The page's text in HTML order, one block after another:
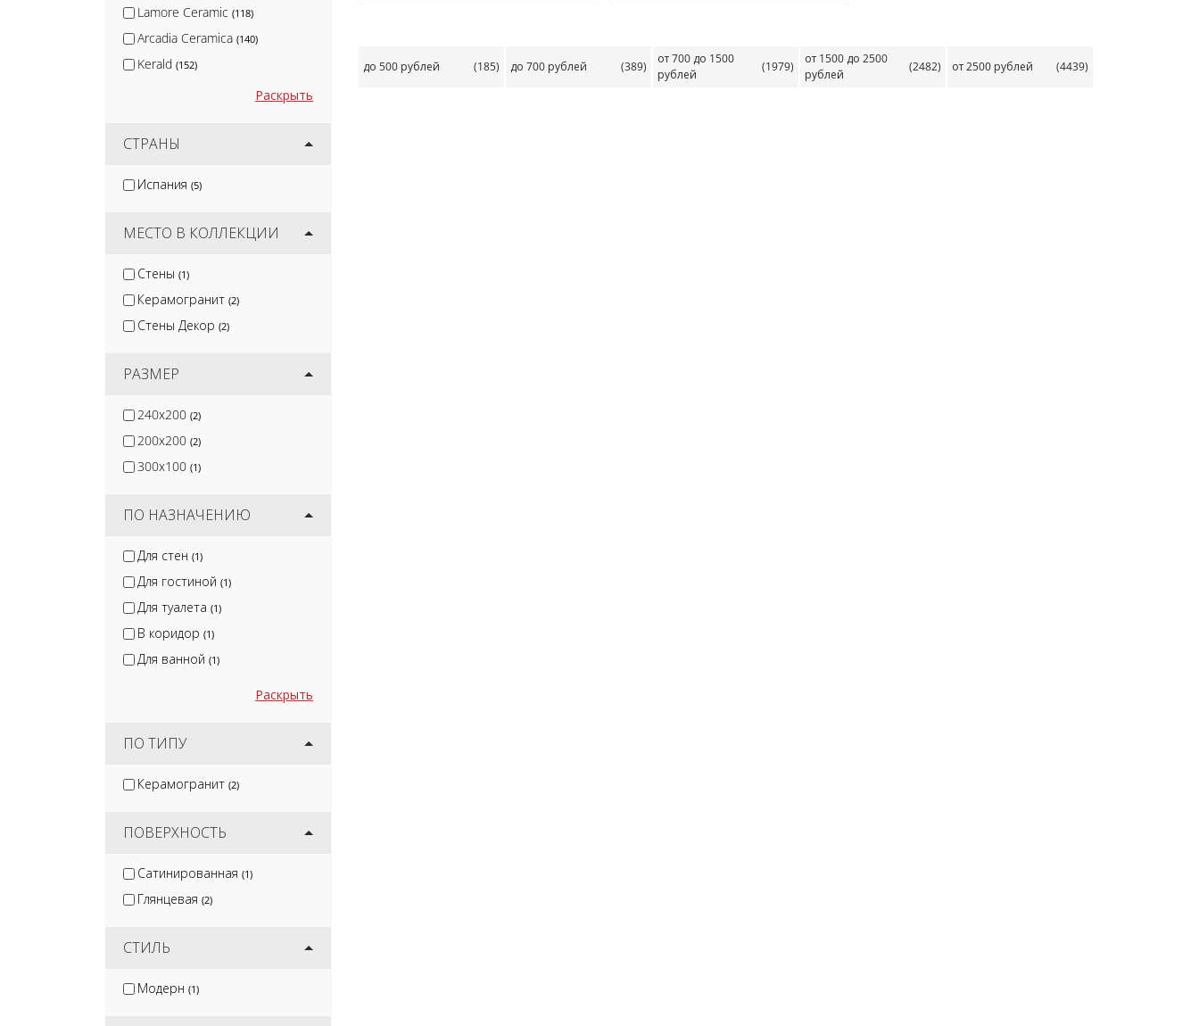
Lamore Ceramic (118)
Arcadia Ceramica (140)
Kerald (152)
Diamond Ceramics
King Star Ceramic
Раскрыть
СТРАНЫ
Испания (5)
МЕСТО В КОЛЛЕКЦИИ
Стены (1)
Керамогранит (2)
Стены Декор (2)
РАЗМЕР
240x200 (2)
200x200 (2)
300x100 (1)
ПО НАЗНАЧЕНИЮ
Для стен (1)
Для гостиной (1)
Для туалета (1)
В коридор (1)
Для ванной (1)
Раскрыть
ПО ТИПУ
Керамогранит (2)
ПОВЕРХНОСТЬ
Сатинированная (1)
Глянцевая (2)
СТИЛЬ
Модерн (1)
до 500 рублей (185) до 700 рублей (389)
от 700 до 1500
рублей
(1979)
от 1500 до 2500
рублей
(2482) от 2500 рублей (4439)